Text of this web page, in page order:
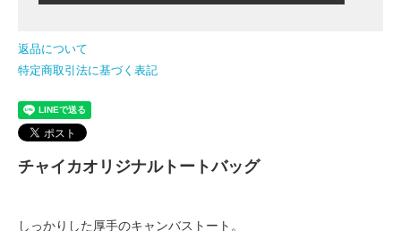
返品について
特定商取引法に基づく表記
チャイカオリジナルトートバッグ
しっかりした厚手のキャンバストート。